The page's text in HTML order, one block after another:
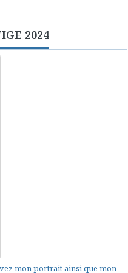
2024
mon portrait ainsi que mon